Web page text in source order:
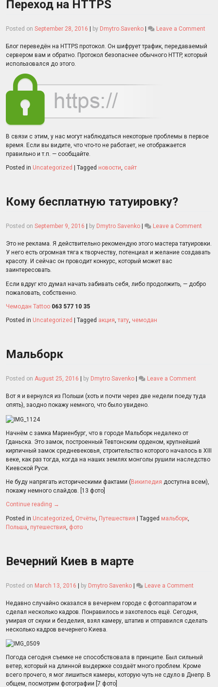
Переход на HTTPS
Posted on September 28, 2016 by Dmytro Savenko Leave a Comment
на
Блог переведён на HTTPS протокол. Он шифрует трафик, передаваемый
сервером вам и обратно. Протокол безопаснее обычного HTTP, который
использовался до этого.
В связи с этим, у нас могут наблюдаться некоторые проблемы в первое
время. Если вы видите, что что-то не работает, не отображается
правильно и т.п. — сообщайте.
Posted in Uncategorized Tagged новости, сайт
Кому бесплатную татуировку?
Posted on September 9, 2016 by Dmytro Savenko Leave a Comment
Это не реклама. Я действительно рекомендую этого мастера татуировки.
У него есть огромная тяга к творчеству, потенциал и желание создавать
красоту. И сейчас он проводит конкурс, который может вас
заинтересовать.
Если вдруг кто думал начать забивать себя, либо продолжить, — добро
пожаловать, собственно.
Чемодан Tattoo 063 577 10 35
Posted in Uncategorized Tagged акция,тату, чемодан
Мальборк
Posted on August 25, 2016 by Dmytro Savenko Leave a Comment
Вот я и вернулся из Польши (хоть и почти через две недели поеду туда
опять), заодно покажу немного, что было увидено.
Начнём с замка Мариенбург, что в городе Мальборк недалеко от
Гданьска. Это замок, построенный Тевтонским орденом, крупнейший
кирпичный замок средневековья, строительство которого началось в XIII
веке, как раз тогда, когда на наших землях монголы рушили наследство
Киевской Руси.
Не буду напрягать историческими фактами ( Википедия доступна всем),
покажу немного слайдов. [13 фото]
Continue reading →
Posted in Uncategorized Отчёты Путешествия | Tagged мальборк
Польша путешествия фото
Вечерний Киев в марте
Posted on March 13, 2016 by Dmytro Savenko Leave a Comment
Киев
в
марте
Недавно случайно оказался в вечернем городе с фотоаппаратом и
сделал несколько кадров. Понравилось и захотелось ещё. Сегодня,
умирая от скуки и безделия, взял камеру, штатив и отправился сделать
несколько кадров вечернего Киева.
Погода сегодня съемке не способствовала в принципе. Был сильный
ветер, который на длинной выдержке создаёт много проблем. Кроме
всего прочего, я мог лишиться камеры, которую чуть не сдуло в Днепр. В
общем, посмотрим фотографии [7 фото]